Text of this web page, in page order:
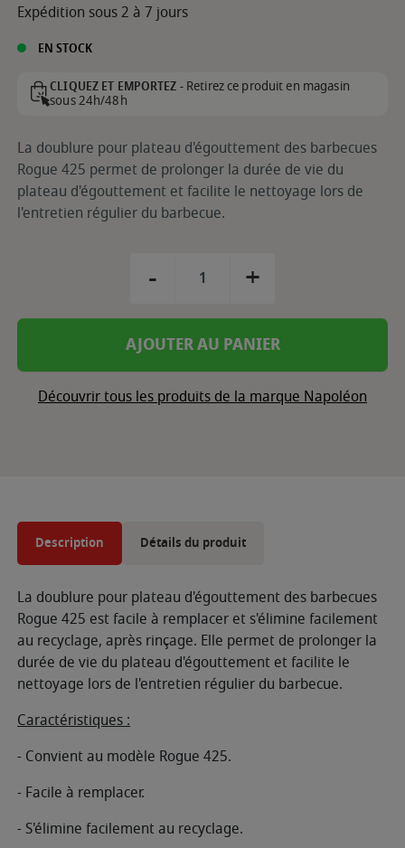
Expédition sous 2 à 7 jours
EN STOCK
CLIQUEZ ET EMPORTEZ -Retirez ce produit en magasin
sous 24h/48h
La doublure pour plateau d'égouttement des barbecues
Rogue 425 permet de prolonger la durée de vie du
plateau d'égouttement et facilite le nettoyage lors de
l'entretien régulier du barbecue.
- +
AJOUTER AU PANIER
Découvrir tous les produits de la marque Napoléon
Description Détails du produit
La doublure pour plateau d'égouttement des barbecues
Rogue 425 est facile à remplacer et s'élimine facilement
au recyclage, après rinçage. Elle permet de prolonger la
durée de vie du plateau d'égouttement et facilite le
nettoyage lors de l'entretien régulier du barbecue.
Caractéristiques :
- Convient au modèle Rogue 425.
- Facile à remplacer.
- S'élimine facilement au recyclage.